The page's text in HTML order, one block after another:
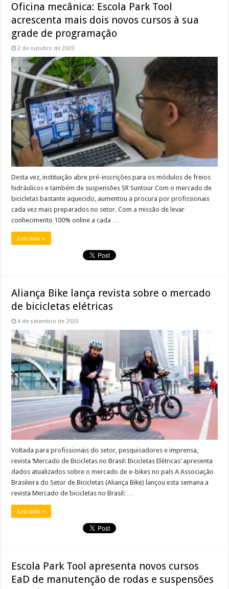
Oficina mecânica: Escola Park Tool
acrescenta mais dois novos cursos à sua
grade de programação
2 de outubro de 2020
Desta vez, instituição abre pré-inscrições para os módulos de freios
hidráulicos e também de suspensões SR Suntour Com o mercado de
bicicletas bastante aquecido, aumentou a procura por profissionais
cada vez mais preparados no setor. Com a missão de levar
conhecimento 100% online a cada …
Leia mais »
Aliança Bike lança revista sobre o mercado
de bicicletas elétricas
4 de setembro de 2020
Voltada para profissionais do setor, pesquisadores e imprensa,
revista ‘Mercado de Bicicletas no Brasil: Bicicletas Elétricas’ apresenta
dados atualizados sobre o mercado de e-bikes no país A Associação
Brasileira do Setor de Bicicletas (Aliança Bike) lançou esta semana a
revista Mercado de bicicletas no Brasil: …
Leia mais »
Escola Park Tool apresenta novos cursos
EaD de manutenção de rodas e suspensões